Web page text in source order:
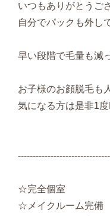
いつもありがとうご
自分でパックも外し
早い段階で毛量も減
お子様のお顔脱毛も
気になる方は是非1
☆完全個室
☆メイクルーム完備